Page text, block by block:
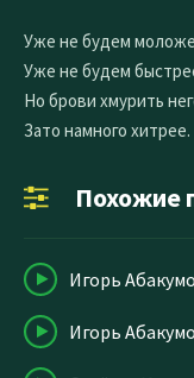
Уже не будем
Уже не будем
Но брови хмурить
Зато намного хитрее.
Похожие
Игорь
Игорь